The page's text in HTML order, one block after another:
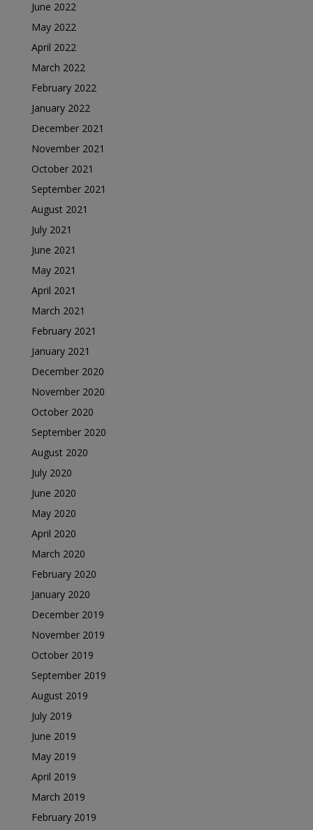
June 2022
May 2022
April 2022
March 2022
February 2022
January 2022
December 2021
November 2021
October 2021
September 2021
August 2021
July 2021
June 2021
May 2021
April 2021
March 2021
February 2021
January 2021
December 2020
November 2020
October 2020
September 2020
August 2020
July 2020
June 2020
May 2020
April 2020
March 2020
February 2020
January 2020
December 2019
November 2019
October 2019
September 2019
August 2019
July 2019
June 2019
May 2019
April 2019
March 2019
February 2019